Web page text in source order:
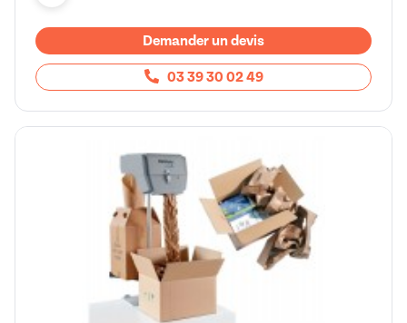
Demander un devis
03 39 30 02 49